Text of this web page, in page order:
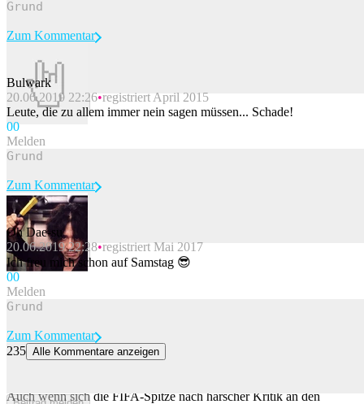
Beitrag melden
Zum Kommentar
Bulwark
20.06.2019 22:26 registriert April 2015
Leute, die zu allem immer nein sagen müssen... Schade!
00
Melden
Beitrag melden
Zum Kommentar
Oh Dae-su
20.06.2019 22:28 registriert Mai 2017
Ich freu mich schon auf Samstag 😎
00
Melden
Zum Kommentar
235 Alle Kommentare anzeigen
Auch wenn sich die FIFA-Spitze nach harscher Kritik an den